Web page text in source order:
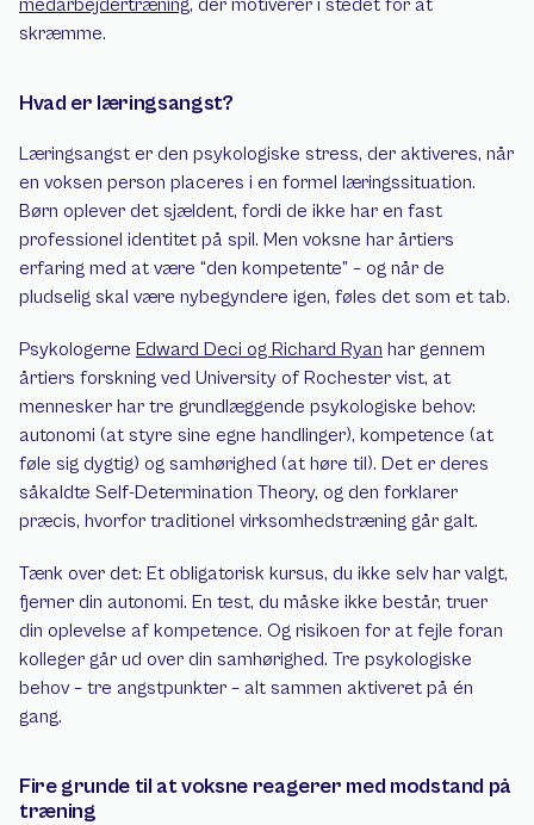
medarbejdertræning, der motiverer i stedet for at
skræmme.
Hvad er læringsangst?
Læringsangst er den psykologiske stress, der aktiveres, når
en voksen person placeres i en formel læringssituation.
Børn oplever det sjældent, fordi de ikke har en fast
professionel identitet på spil. Men voksne har årtiers
erfaring med at være “den kompetente” – og når de
pludselig skal være nybegyndere igen, føles det som et tab.
Psykologerne Edward Deci og Richard Ryan har gennem
årtiers forskning ved University of Rochester vist, at
mennesker har tre grundlæggende psykologiske behov:
autonomi (at styre sine egne handlinger), kompetence (at
føle sig dygtig) og samhørighed (at høre til). Det er deres
såkaldte Self-Determination Theory, og den forklarer
præcis, hvorfor traditionel virksomhedstræning går galt.
Tænk over det: Et obligatorisk kursus, du ikke selv har valgt,
fjerner din autonomi. En test, du måske ikke består, truer
din oplevelse af kompetence. Og risikoen for at fejle foran
kolleger går ud over din samhørighed. Tre psykologiske
behov – tre angstpunkter – alt sammen aktiveret på én
gang.
Fire grunde til at voksne reagerer med modstand på
træning